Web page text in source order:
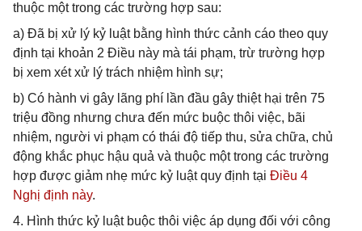
thuộc một trong các trường hợp sau:
a) Đã bị xử lý kỷ luật bằng hình thức cảnh cáo theo quy
định tại khoản 2 Điều này mà tái phạm, trừ trường hợp
bị xem xét xử lý trách nhiệm hình sự;
b) Có hành vi gây lãng phí lần đầu gây thiệt hại trên 75
triệu đồng nhưng chưa đến mức buộc thôi việc, bãi
nhiệm, người vi phạm có thái độ tiếp thu, sửa chữa, chủ
động khắc phục hậu quả và thuộc một trong các trường
hợp được giảm nhẹ mức kỷ luật quy định tại Điều 4
Nghị định này.
4. Hình thức kỷ luật buộc thôi việc áp dụng đối với công